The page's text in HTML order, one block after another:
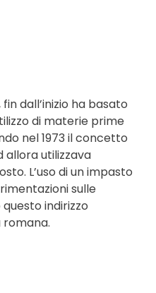
dall’inizio ha basato
di materie prime
nel 1973 il concetto
allora utilizzava
L’uso di un impasto
sulle
indirizzo
romana.